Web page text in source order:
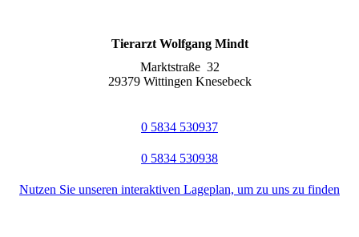
Tierarzt Wolfgang Mindt
Marktstraße 32
29379 Wittingen Knesebeck
0 5834 530937
0 5834 530938
Nutzen Sie unseren interaktiven La­ge­plan, um zu uns zu finden